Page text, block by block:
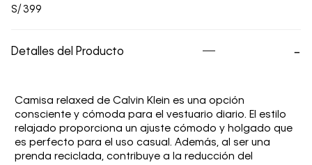
S/ 399
Detalles del Producto
Camisa relaxed de Calvin Klein es una opción
consciente y cómoda para el vestuario diario. El estilo
relajado proporciona un ajuste cómodo y holgado que
es perfecto para el uso casual. Además, al ser una
prenda reciclada, contribuye a la reducción del